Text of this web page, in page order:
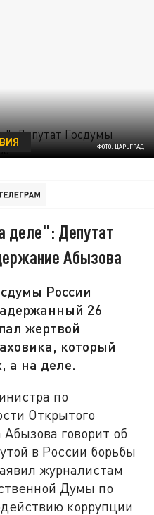
ФОТО: ЦАРЬГРАД
деле": Депутат
Абызова
России
26
жертвой
который
а на деле.
по
Открытого
говорит об
в России борьбы
журналистам
Думы по
коррупции